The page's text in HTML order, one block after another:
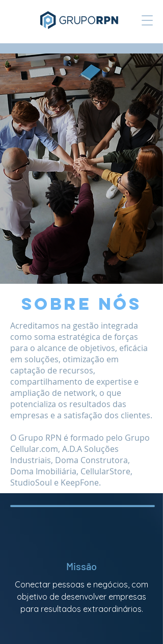
sobre nós
Acreditamos na gestão integrada
como soma estratégica de forças
para o alcance de objetivos, eficácia
em soluções, otimização em
captação de recursos,
compartilhamento de expertise e
ampliação de network, o que
potencializa os resultados das
empresas e a satisfação dos clientes.
O Grupo RPN é formado pelo Grupo
Cellular.com, A.D.A Soluções
Industriais, Doma Construtora,
Doma Imobiliária, CellularStore,
StudioSoul e KeepFone.
Missão
Conectar pessoas e negócios, com
objetivo de desenvolver empresas
para resultados extraordinários.